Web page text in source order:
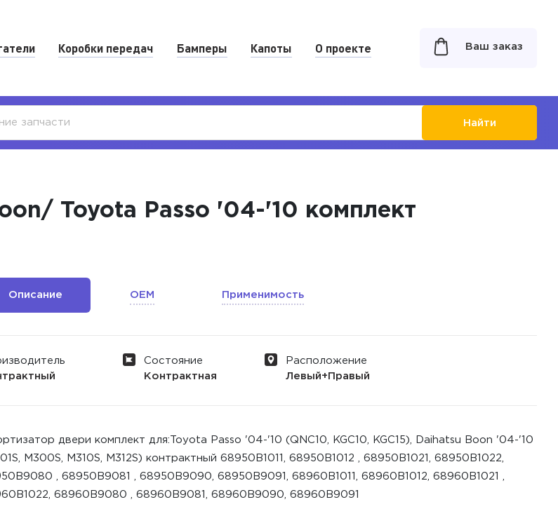
Коробки передач Бамперы Капоты О проекте Ваш заказ
Найти
Toyota Passo '04-'10 комплект
Описание OEM Применимость
Состояние
Контрактная
Расположение
Левый+Правый
двери комплект для:Toyota Passo '04-'10 (QNC10, KGC10, KGC15), Daihatsu Boon '04-'10
M300S, M310S, M312S) контрактный 68950B1011, 68950B1012 , 68950B1021, 68950B1022,
, 68950B9081 , 68950B9090, 68950B9091, 68960B1011, 68960B1012, 68960B1021 ,
68960B9080 , 68960B9081, 68960B9090, 68960B9091